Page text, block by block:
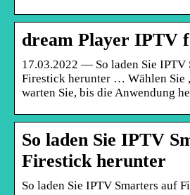
dream Player IPTV
17.03.2022 — So laden Sie IPTV
Firestick herunter … Wählen Sie
warten Sie, bis die Anwendung
So laden Sie IPTV
Firestick herunter
So laden Sie IPTV Smarters auf